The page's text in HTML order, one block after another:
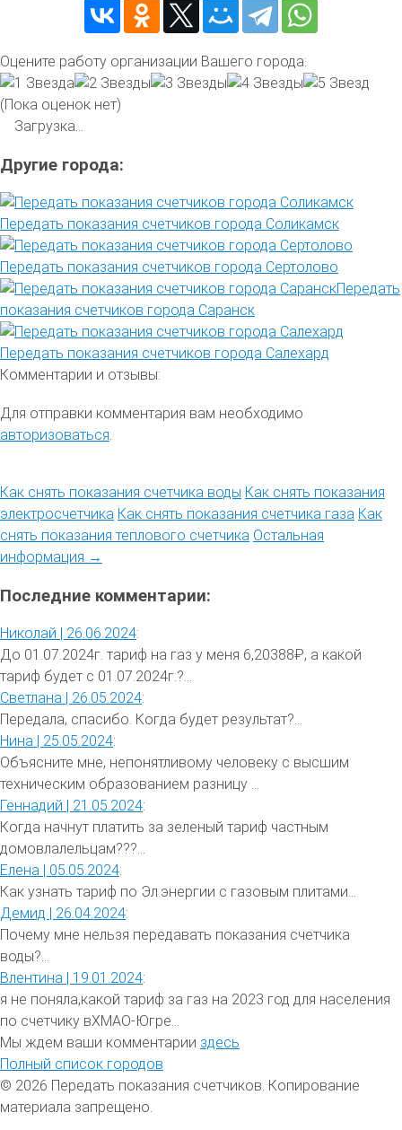
Оцените работу организации Вашего города:
(Пока оценок нет)
Загрузка...
Другие города:
Передать показания счетчиков города Соликамск
Передать показания счетчиков города Сертолово
Передать
показания счетчиков города Саранск
Передать показания счетчиков города Салехард
Комментарии и отзывы:
Для отправки комментария вам необходимо
авторизоваться.
Как снять показания счетчика воды Как снять показания
электросчетчика Как снять показания счетчика газа Как
снять показания теплового счетчика Остальная
информация →
Последние комментарии:
Николай | 26.06.2024:
До 01.07.2024г. тариф на газ у меня 6,20388₽, а какой
тариф будет с 01.07.2024г.?...
Светлана | 26.05.2024:
Передала, спасибо. Когда будет результат?...
Нина | 25.05.2024:
Объясните мне, непонятливому человеку с высшим
техническим образованием разницу ...
Геннадий | 21.05.2024:
Когда начнут платить за зеленый тариф частным
домовлалельцам???...
Елена | 05.05.2024:
Как узнать тариф по Эл.энергии с газовым плитами...
Демид | 26.04.2024:
Почему мне нельзя передавать показания счетчика
воды?...
Влентина | 19.01.2024:
я не поняла,какой тариф за газ на 2023 год для населения
по счетчику вХМАО-Югре...
Мы ждем ваши комментарии здесь
Полный список городов
© 2026 Передать показания счетчиков. Копирование
материала запрещено.